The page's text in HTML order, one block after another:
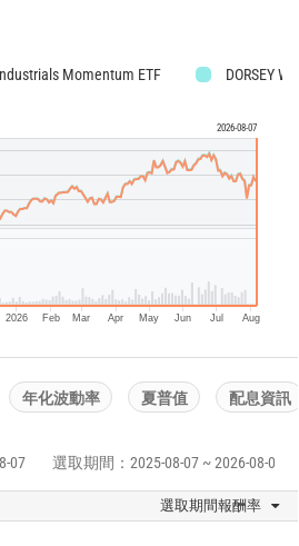
Momentum ETF DORSEY
2026-08-07
2026 Feb Mar Apr May Jun Jul Aug
年化波動率 夏普值 配息資訊
07 選取期間：2025-08-07 ~ 2026-08-07
選取期間報酬率